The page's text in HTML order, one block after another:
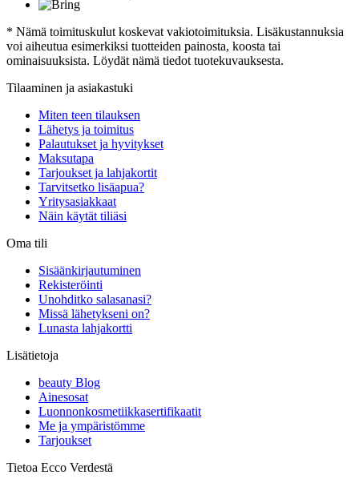
* Nämä toimituskulut koskevat vakiotoimituksia. Lisäkustannuksia
voi aiheutua esimerkiksi tuotteiden painosta, koosta tai
ominaisuuksista. Löydät nämä tiedot tuotekuvauksesta.
Tilaaminen ja asiakastuki
Miten teen tilauksen
Lähetys ja toimitus
Palautukset ja hyvitykset
Maksutapa
Tarjoukset ja lahjakortit
Tarvitsetko lisäapua?
Yritysasiakkaat
Näin käytät tiliäsi
Oma tili
Sisäänkirjautuminen
Rekisteröinti
Unohditko salasanasi?
Missä lähetykseni on?
Lunasta lahjakortti
Lisätietoja
beauty Blog
Ainesosat
Luonnonkosmetiikkasertifikaatit
Me ja ympäristömme
Tarjoukset
Tietoa Ecco Verdestä